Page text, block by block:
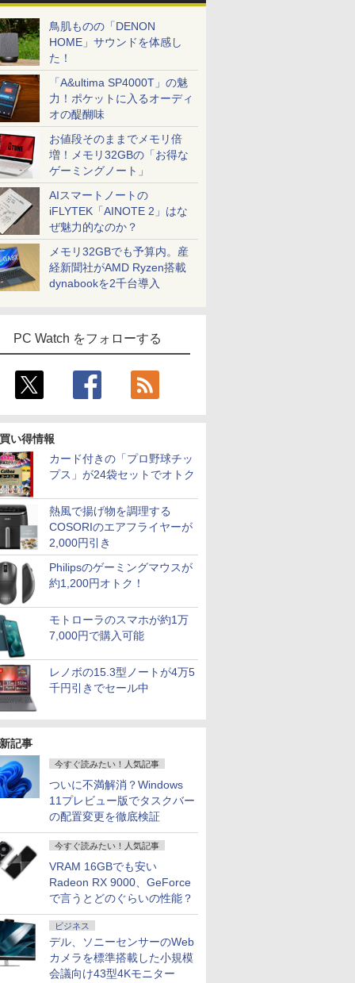
鳥肌ものの「DENON
HOME」サウンドを体感し
た！
「A&ultima SP4000T」の魅
力！ポケットに入るオーディ
オの醍醐味
お値段そのままでメモリ倍
増！メモリ32GBの「お得な
ゲーミングノート」
AIスマートノートの
iFLYTEK「AINOTE 2」はな
ぜ魅力的なのか？
メモリ32GBでも予算内。産
経新聞社がAMD Ryzen搭載
dynabookを2千台導入
PC Watch をフォローする
い得情報
カード付きの「プロ野球チッ
プス」が24袋セットでオトク
熱風で揚げ物を調理する
COSORIのエアフライヤーが
2,000円引き
Philipsのゲーミングマウスが
約1,200円オトク！
モトローラのスマホが約1万
7,000円で購入可能
レノボの15.3型ノートが4万5
千円引きでセール中
記事
今すぐ読みたい！人気記事
ついに不満解消？Windows
11プレビュー版でタスクバー
の配置変更を徹底検証
今すぐ読みたい！人気記事
VRAM 16GBでも安い
Radeon RX 9000、GeForce
で言うとどのぐらいの性能？
ビジネス
デル、ソニーセンサーのWeb
カメラを標準搭載した小規模
会議向け43型4Kモニター